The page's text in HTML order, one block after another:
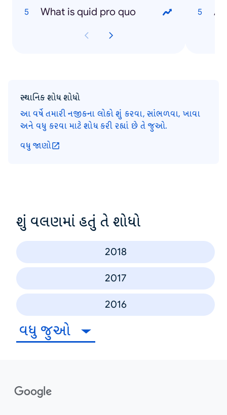
What is quid pro quo
સ્થાનિક શોધ શોધો
આ વર્ષે તમારી નજીકના લોકો શું કરવા, સાંભળવા, ખાવા
અને વધુ કરવા માટે શોધ કરી રહ્યાં છે તે જુઓ.
વધુ જાણો
શું વલણમાં હતું તે શોધો
2018
2017
2016
વધુ જુઓ